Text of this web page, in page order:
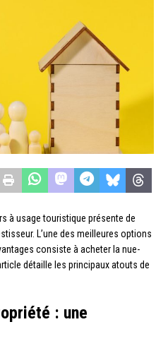
à usage touristique présente de
L’une des meilleures options
consiste à acheter la nue-
détaille les principaux atouts de
: une